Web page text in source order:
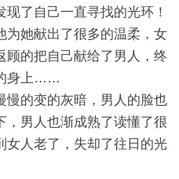
了自己一直寻找的光环！
为她献出了很多的温柔，女
顾的把自己献给了男人，终
身上……
慢的变的灰暗，男人的脸也
，男人也渐成熟了读懂了很
女人老了，失却了往日的光